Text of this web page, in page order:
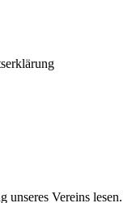
Vereins lesen.